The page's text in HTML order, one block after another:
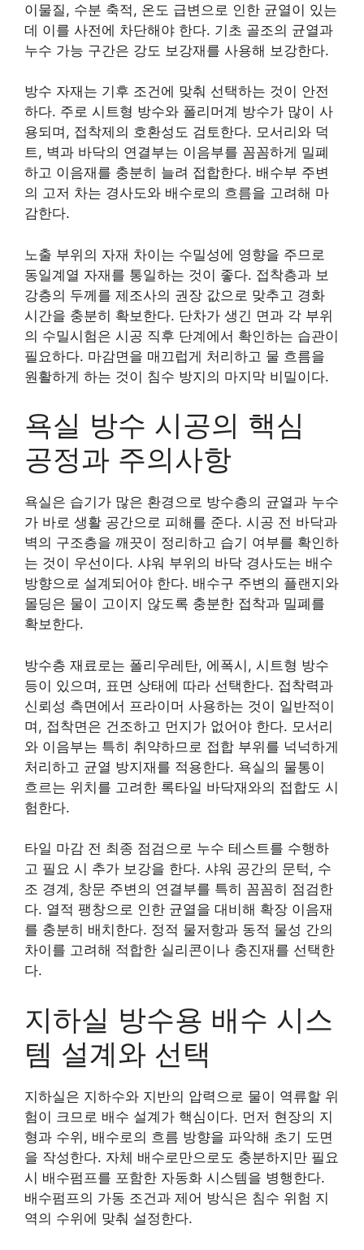
이물질, 수분 축적, 온도 급변으로 인한 균열이 있는
데 이를 사전에 차단해야 한다. 기초 골조의 균열과
누수 가능 구간은 강도 보강재를 사용해 보강한다.
방수 자재는 기후 조건에 맞춰 선택하는 것이 안전
하다. 주로 시트형 방수와 폴리머계 방수가 많이 사
용되며, 접착제의 호환성도 검토한다. 모서리와 덕
트, 벽과 바닥의 연결부는 이음부를 꼼꼼하게 밀폐
하고 이음재를 충분히 늘려 접합한다. 배수부 주변
의 고저 차는 경사도와 배수로의 흐름을 고려해 마
감한다.
노출 부위의 자재 차이는 수밀성에 영향을 주므로
동일계열 자재를 통일하는 것이 좋다. 접착층과 보
강층의 두께를 제조사의 권장 값으로 맞추고 경화
시간을 충분히 확보한다. 단차가 생긴 면과 각 부위
의 수밀시험은 시공 직후 단계에서 확인하는 습관이
필요하다. 마감면을 매끄럽게 처리하고 물 흐름을
원활하게 하는 것이 침수 방지의 마지막 비밀이다.
욕실 방수 시공의 핵심
공정과 주의사항
욕실은 습기가 많은 환경으로 방수층의 균열과 누수
가 바로 생활 공간으로 피해를 준다. 시공 전 바닥과
벽의 구조층을 깨끗이 정리하고 습기 여부를 확인하
는 것이 우선이다. 샤워 부위의 바닥 경사도는 배수
방향으로 설계되어야 한다. 배수구 주변의 플랜지와
몰딩은 물이 고이지 않도록 충분한 접착과 밀폐를
확보한다.
방수층 재료로는 폴리우레탄, 에폭시, 시트형 방수
등이 있으며, 표면 상태에 따라 선택한다. 접착력과
신뢰성 측면에서 프라이머 사용하는 것이 일반적이
며, 접착면은 건조하고 먼지가 없어야 한다. 모서리
와 이음부는 특히 취약하므로 접합 부위를 넉넉하게
처리하고 균열 방지재를 적용한다. 욕실의 물통이
흐르는 위치를 고려한 록타일 바닥재와의 접합도 시
험한다.
타일 마감 전 최종 점검으로 누수 테스트를 수행하
고 필요 시 추가 보강을 한다. 샤워 공간의 문턱, 수
조 경계, 창문 주변의 연결부를 특히 꼼꼼히 점검한
다. 열적 팽창으로 인한 균열을 대비해 확장 이음재
를 충분히 배치한다. 정적 물저항과 동적 물성 간의
차이를 고려해 적합한 실리콘이나 충진재를 선택한
다.
지하실 방수용 배수 시스
템 설계와 선택
지하실은 지하수와 지반의 압력으로 물이 역류할 위
험이 크므로 배수 설계가 핵심이다. 먼저 현장의 지
형과 수위, 배수로의 흐름 방향을 파악해 초기 도면
을 작성한다. 자체 배수로만으로도 충분하지만 필요
시 배수펌프를 포함한 자동화 시스템을 병행한다.
배수펌프의 가동 조건과 제어 방식은 침수 위험 지
역의 수위에 맞춰 설정한다.